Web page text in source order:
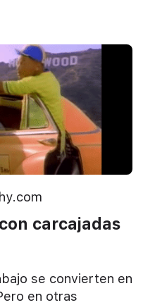
carcajadas
se convierten en
en otras